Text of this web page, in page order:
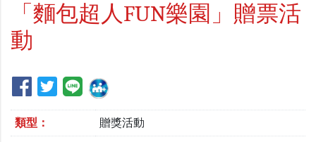
「麵包超人FUN樂園」贈票活
動
類型： 贈獎活動